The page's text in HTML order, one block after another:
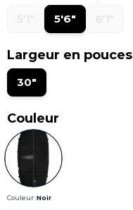
5'1" 5'6" 6'1"
Largeur en pouces
30"
Couleur
Couleur :Noir